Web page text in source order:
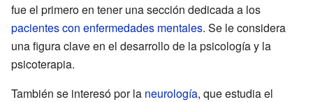
fue el primero en tener una sección dedicada a los
pacientes con enfermedades mentales. Se le considera
una figura clave en el desarrollo de la psicología y la
psicoterapia.
También se interesó por la neurología, que estudia el